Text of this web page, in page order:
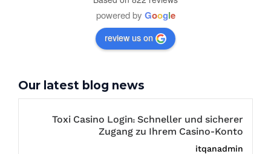
powered by Google
review us on
Our latest blog news
Toxi Casino Login: Schneller und sicherer
Zugang zu Ihrem Casino-Konto
itqanadmin